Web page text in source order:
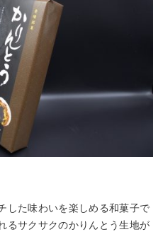
した味わいを楽しめる和菓子で
るサクサクのかりんとう生地が